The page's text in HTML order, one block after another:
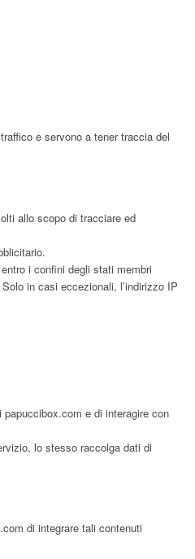
e servono a tener traccia del
allo scopo di tracciare ed
i confini degli stati membri
in casi eccezionali, l’indirizzo IP
e di interagire con
lo stesso raccolga dati di
di integrare tali contenuti